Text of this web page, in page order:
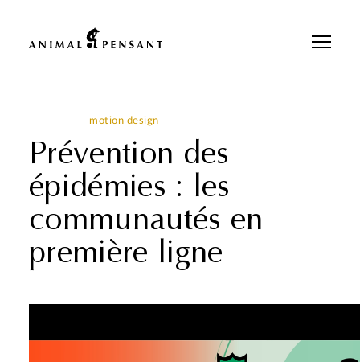
motion design
Prévention des
épidémies : les
communautés en
première ligne